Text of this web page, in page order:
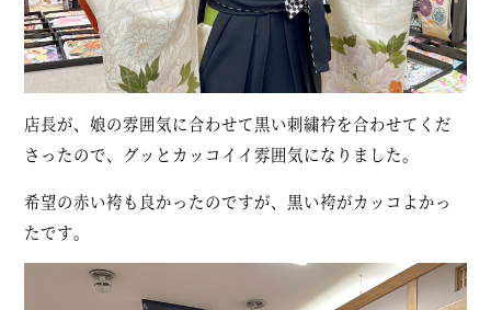
店長が、娘の雰囲気に合わせて黒い刺繍衿を合わせてくだ
さったので、グッとカッコイイ雰囲気になりました。
希望の赤い袴も良かったのですが、黒い袴がカッコよかっ
たです。